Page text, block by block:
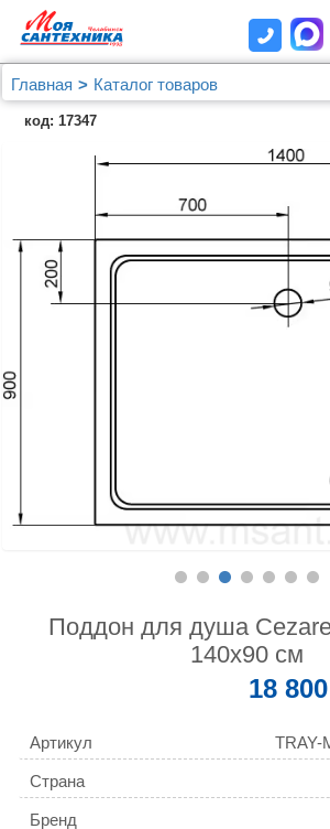
Главная
Каталог товаров
Душевые уголки, ограждения, поддоны
Душевые уголки (ограждения),
код: 17347
Поддон для душа
140x90 см
18 800
Артикул TRAY-
Страна
Бренд